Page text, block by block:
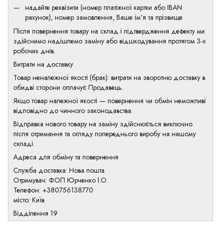
надайте реквізити (номер платіжної картки або IBAN
рахунок), номер замовлення, Ваше ім'я та прізвище
Після повернення товару на склад і підтвердження дефекту ми
здійснимо надішлемо заміну або відшкодування протягом 3-х
робочих днів.
Витрати на доставку
Товар неналежної якості (брак): витрати на зворотню доставку в
обидві сторони оплачує Продавець.
Якщо товар належної якості — повернення чи обмін неможливі
відповідно до чинного законодавства.
Відправка нового товару на заміну здійснюється виключно
після отримання та огляду попереднього виробу на нашому
складі.
Адреса для обміну та повернення
Служба доставка: Нова пошта
Отримувач: ФОП Юрченко І.О.
Телефон: +380756138770
місто: Київ
Відділення 19